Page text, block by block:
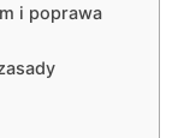
i poprawa